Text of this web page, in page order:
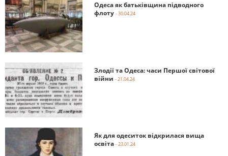
Одеса як батьківщина підводного
флоту - 30.04.24
Злодії та Одеса: часи Першої світової
війни - 21.04.24
Як для одеситок відкрилася вища
освіта - 23.01.24